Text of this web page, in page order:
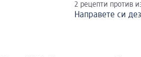
2 рецепти против
Направете си